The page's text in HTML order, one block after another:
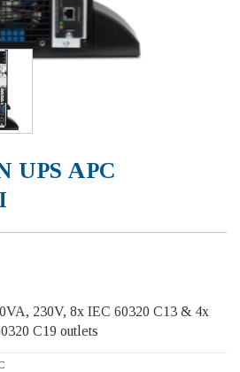
UPS APC
230V, 8x IEC 60320 C13 & 4x
C19 outlets